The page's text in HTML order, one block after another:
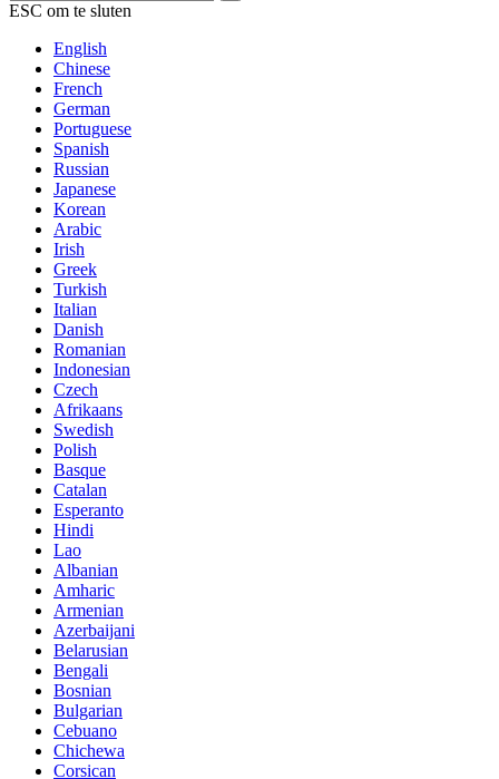
ESC om te sluten
English
Chinese
French
German
Portuguese
Spanish
Russian
Japanese
Korean
Arabic
Irish
Greek
Turkish
Italian
Danish
Romanian
Indonesian
Czech
Afrikaans
Swedish
Polish
Basque
Catalan
Esperanto
Hindi
Lao
Albanian
Amharic
Armenian
Azerbaijani
Belarusian
Bengali
Bosnian
Bulgarian
Cebuano
Chichewa
Corsican